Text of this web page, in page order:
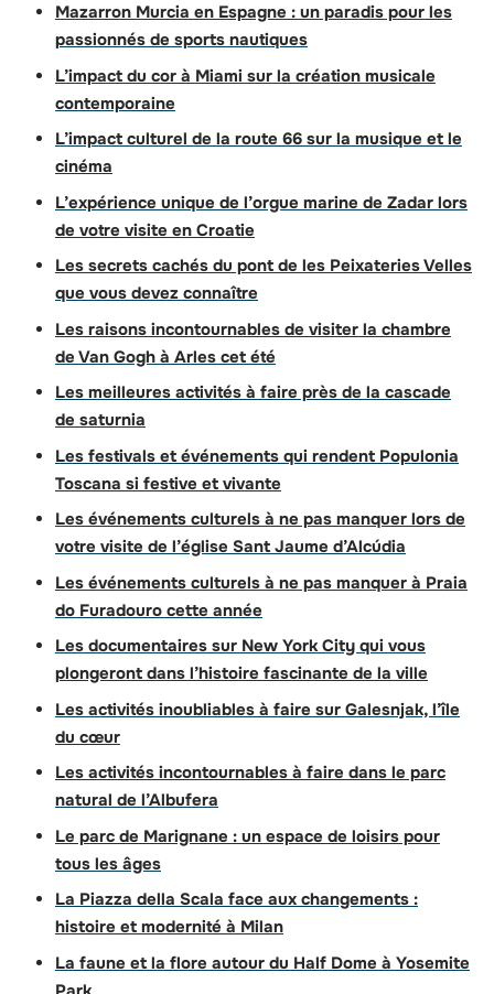
Mazarron Murcia en Espagne : un paradis pour les
passionnés de sports nautiques
L’impact du cor à Miami sur la création musicale
contemporaine
L’impact culturel de la route 66 sur la musique et le
cinéma
L’expérience unique de l’orgue marine de Zadar lors
de votre visite en Croatie
Les secrets cachés du pont de les Peixateries Velles
que vous devez connaître
Les raisons incontournables de visiter la chambre
de Van Gogh à Arles cet été
Les meilleures activités à faire près de la cascade
de saturnia
Les festivals et événements qui rendent Populonia
Toscana si festive et vivante
Les événements culturels à ne pas manquer lors de
votre visite de l’église Sant Jaume d’Alcúdia
Les événements culturels à ne pas manquer à Praia
do Furadouro cette année
Les documentaires sur New York City qui vous
plongeront dans l’histoire fascinante de la ville
Les activités inoubliables à faire sur Galesnjak, l’île
du cœur
Les activités incontournables à faire dans le parc
natural de l’Albufera
Le parc de Marignane : un espace de loisirs pour
tous les âges
La Piazza della Scala face aux changements :
histoire et modernité à Milan
La faune et la flore autour du Half Dome à Yosemite